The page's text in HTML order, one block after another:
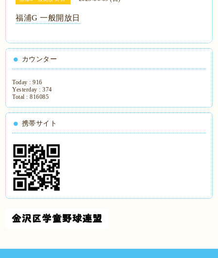
福浦G 一般開放日
カウンター
Today :916
Yesterday :374
Total :816085
携帯サイト